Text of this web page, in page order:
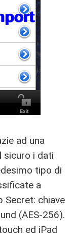
ad una
sicuro i dati
tipo di
a
Secret: chiave
(AES-256).
ed iPad